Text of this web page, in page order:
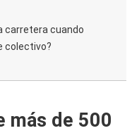
carretera cuando
colectivo?
más de 500